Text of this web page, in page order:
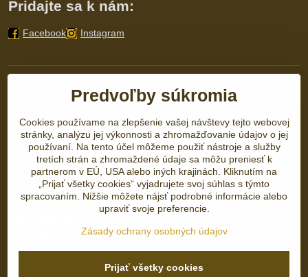
Pridajte sa k nám:
Facebook Instagram
©2026Copyright
Predvoľby súkromia
Cookies používame na zlepšenie vašej návštevy tejto webovej
stránky, analýzu jej výkonnosti a zhromažďovanie údajov o jej
používaní. Na tento účel môžeme použiť nástroje a služby
tretích strán a zhromaždené údaje sa môžu preniesť k
partnerom v EÚ, USA alebo iných krajinách. Kliknutím na
„Prijať všetky cookies“ vyjadrujete svoj súhlas s týmto
spracovaním. Nižšie môžete nájsť podrobné informácie alebo
upraviť svoje preferencie.
Zásady ochrany osobných údajov
Prijať všetky cookies